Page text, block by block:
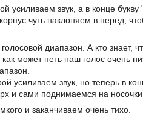
усиливаем звук, а в конце букву
чуть наклоняем в перед,
диапазон. А кто знает,
может петь наш голос очень
усиливаем звук, но теперь в
и сами поднимаемся на носочки.
и заканчиваем очень тихо.